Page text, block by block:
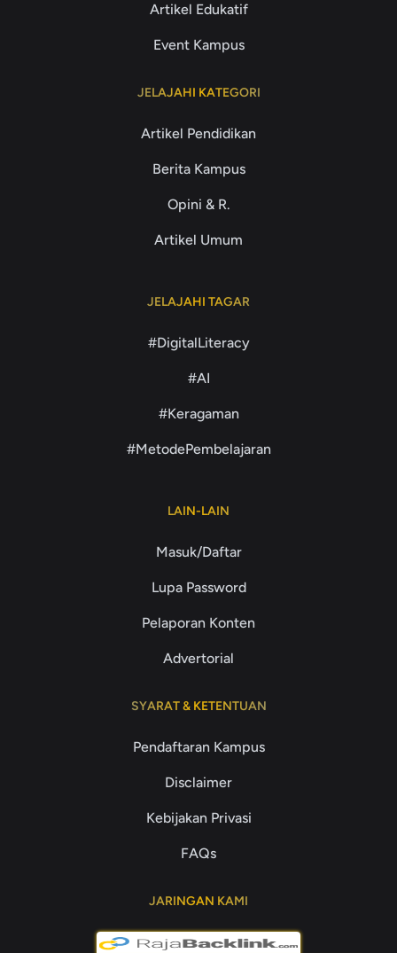
Artikel Edukatif
Event Kampus
JELAJAHI KATEGORI
Artikel Pendidikan
Berita Kampus
Opini & R.
Artikel Umum
JELAJAHI TAGAR
#DigitalLiteracy
#AI
#Keragaman
#MetodePembelajaran
LAIN-LAIN
Masuk/Daftar
Lupa Password
Pelaporan Konten
Advertorial
SYARAT & KETENTUAN
Pendaftaran Kampus
Disclaimer
Kebijakan Privasi
FAQs
JARINGAN KAMI